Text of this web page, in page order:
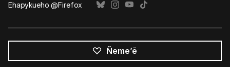
Ehapykueho @Firefox
Ñeme’ẽ